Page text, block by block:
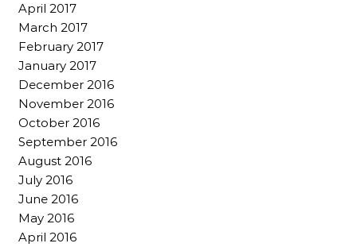
April 2017
March 2017
February 2017
January 2017
December 2016
November 2016
October 2016
September 2016
August 2016
July 2016
June 2016
May 2016
April 2016